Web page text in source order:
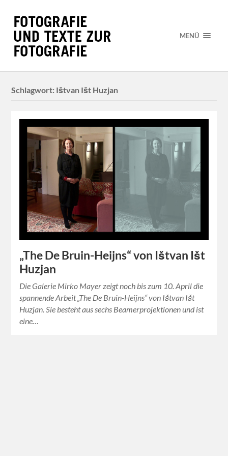
MENÜ
Schlagwort: Ištvan Išt Huzjan
„The De Bruin-Heijns“ von Ištvan Išt
Huzjan
Die Galerie Mirko Mayer zeigt noch bis zum 10. April die
spannende Arbeit „The De Bruin-Heijns“ von Ištvan Išt
Huzjan. Sie besteht aus sechs Beamerprojektionen und ist
eine…